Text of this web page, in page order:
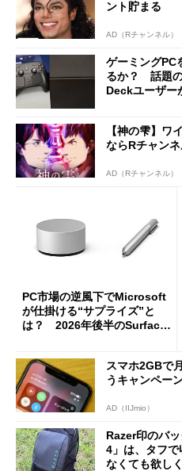
ント貯まる
AD（Rチャンネル）
ゲーミングPC
るか？ 話題
Deckユーザー
【神の雫】ワ
ならRチャン
AD（Rチャンネル）
PC市場の逆風下でMicrosoft
が仕掛ける“サプライズ”と
は？ 2026年後半のSurface
スマホ2GBで
うキャンペー
AD（IIJmio）
Razer印のバ
4」は、タフ
なくても欲し